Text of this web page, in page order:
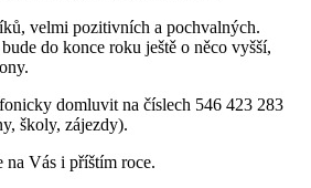
velmi pozitivních a pochvalných.
do konce roku ještě o něco vyšší,
domluvit na číslech 546 423 283
školy, zájezdy).
na Vás i příštím roce.